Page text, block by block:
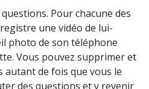
Pour chacune des
une vidéo de lui-
photo de son téléphone
Vous pouvez supprimer et
de fois que vous le
des questions et y revenir